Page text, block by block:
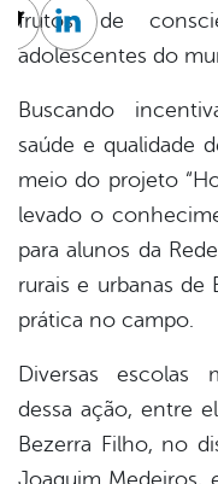
frutos de
adolescentes do
Buscando
saúde e qualidade
meio do projeto
levado o
para alunos da
rurais e urbanas de
prática no campo.
Diversas escolas
dessa ação, entre
Bezerra Filho, no
Twitter
Linkedin